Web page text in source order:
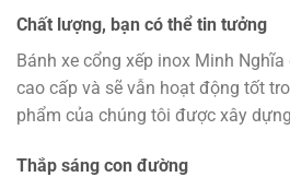
Chất lượng, bạn có thể tin tưởng
Bánh xe cổng xếp inox Minh
cao cấp và sẽ vẫn hoạt động tốt
phẩm của chúng tôi được xây
Thắp sáng con đường